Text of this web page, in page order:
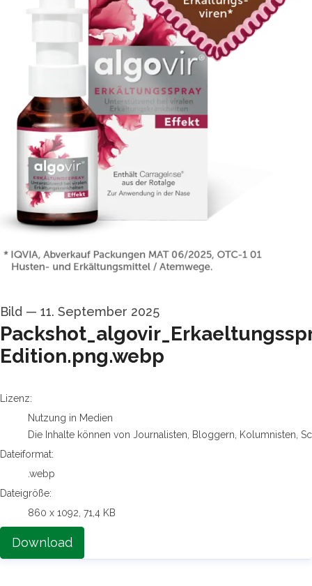
Bild — 11. September 2025
Edition.png.webp
go to media item
Lizenz:
Nutzung in Medien
Die Inhalte können von Journalisten, Bloggern, Kolumnisten,
Dateiformat:
.webp
Dateigröße:
860 x 1092, 71,4 KB
Download